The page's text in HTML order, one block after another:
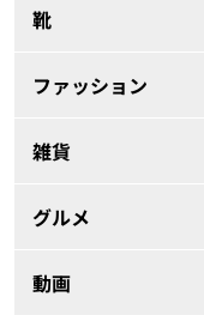
靴
ファッション
雑貨
グルメ
動画